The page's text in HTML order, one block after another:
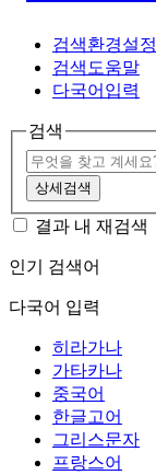
검색환경설정
검색도움말
다국어입력
검색
상세검색
결과 내 재검색
인기 검색어
다국어 입력
히라가나
가타카나
중국어
한글고어
그리스문자
프랑스어